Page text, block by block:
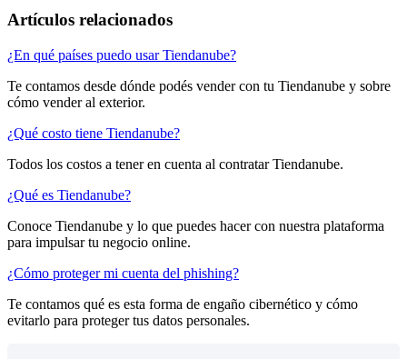
Artículos relacionados
¿En qué países puedo usar Tiendanube?
Te contamos desde dónde podés vender con tu Tiendanube y sobre
cómo vender al exterior.
¿Qué costo tiene Tiendanube?
Todos los costos a tener en cuenta al contratar Tiendanube.
¿Qué es Tiendanube?
Conoce Tiendanube y lo que puedes hacer con nuestra plataforma
para impulsar tu negocio online.
¿Cómo proteger mi cuenta del phishing?
Te contamos qué es esta forma de engaño cibernético y cómo
evitarlo para proteger tus datos personales.